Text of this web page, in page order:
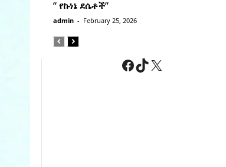
” የኩነኔ ደሴቶች’’
admin - February 25, 2026
Facebook
TikTok
X